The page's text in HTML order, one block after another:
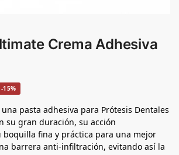
Crema Adhesiva
-15%
pasta adhesiva para Prótesis Dentales
su gran duración, su acción
boquilla fina y práctica para una mejor
barrera anti-infiltración, evitando así la